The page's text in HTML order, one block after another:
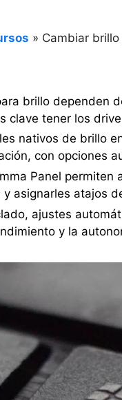
» Cambiar
brillo dependen
clave tener los
nativos de brillo
con opciones
Panel
asignarles atajos
ajustes
y la